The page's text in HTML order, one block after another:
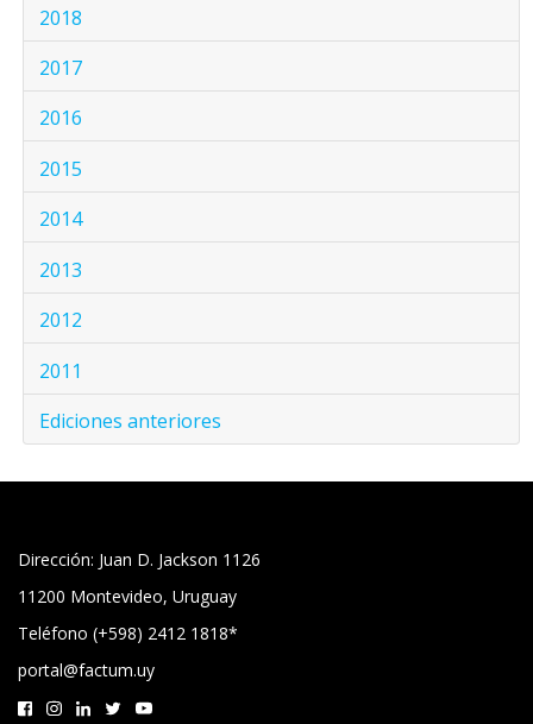
2018
2017
2016
2015
2014
2013
2012
2011
Ediciones anteriores
Dirección: Juan D. Jackson 1126
11200 Montevideo, Uruguay
Teléfono (+598) 2412 1818*
portal@factum.uy